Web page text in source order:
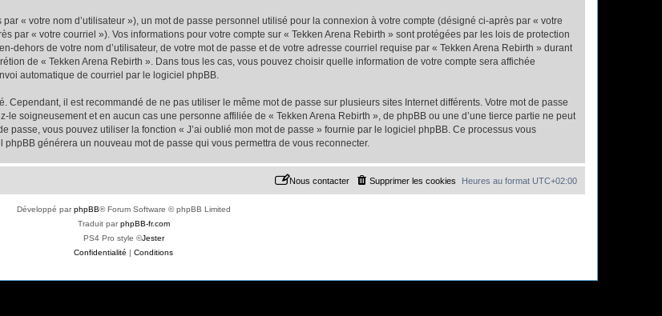
« votre nom d’utilisateur »), un mot de passe personnel utilisé pour la connexion à votre compte (désigné ci-après par « votre
par « votre courriel »). Vos informations pour votre compte sur « Tekken Arena Rebirth » sont protégées par les lois de protection
dehors de votre nom d’utilisateur, de votre mot de passe et de votre adresse courriel requise par « Tekken Arena Rebirth » durant
de « Tekken Arena Rebirth ». Dans tous les cas, vous pouvez choisir quelle information de votre compte sera affichée
automatique de courriel par le logiciel phpBB.
Cependant, il est recommandé de ne pas utiliser le même mot de passe sur plusieurs sites Internet différents. Votre mot de passe
le soigneusement et en aucun cas une personne affiliée de « Tekken Arena Rebirth », de phpBB ou une d’une tierce partie ne peut
passe, vous pouvez utiliser la fonction « J’ai oublié mon mot de passe » fournie par le logiciel phpBB. Ce processus vous
générera un nouveau mot de passe qui vous permettra de vous reconnecter.
Heures au format UTC+02:00
Supprimer les cookies
Nous contacter
Développé parphpBB® Forum Software © phpBB Limited
Traduit parphpBB-fr.com
PS4 Pro style ©Jester
Confidentialité | Conditions